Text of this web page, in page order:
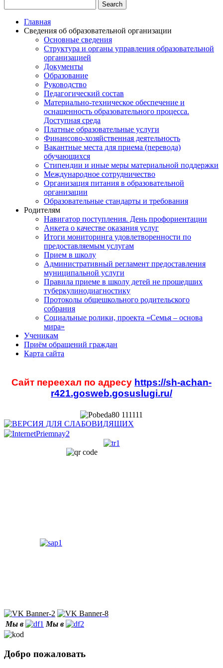
Главная
Сведения об образовательной организации
Основные сведения
Структура и органы управления образовательной
организацией
Документы
Образование
Руководство
Педагогический состав
Материально-техническое обеспечение и
оснащенность образовательного процесса.
Доступная среда
Платные образовательные услуги
Финансово-хозяйственная деятельность
Вакантные места для приема (перевода)
обучающихся
Стипендии и иные меры материальной поддержки
Международное сотрудничество
Организация питания в образовательной
организации
Образовательные стандарты и требования
Родителям
Навигатор поступления. День профориентации
Анкета о качестве оказания услуг
Итоги мониторинга удовлетворенности по
предоставляемым услугам
Прием в школу
Административный регламент предоставления
муниципальной услуги
Правила приеме в школу детей не прошедших
туберкулинодиагностику
Протоколы общешкольного родительского
собрания
Социальные ролики, проекта «Семья – основа
мира»
Ученикам
Приём обращений граждан
Карта сайта
Сайт переехал по адресу https://sh-achan-
r421.gosweb.gosuslugi.ru/
Мы в Мы в
Добро пожаловать